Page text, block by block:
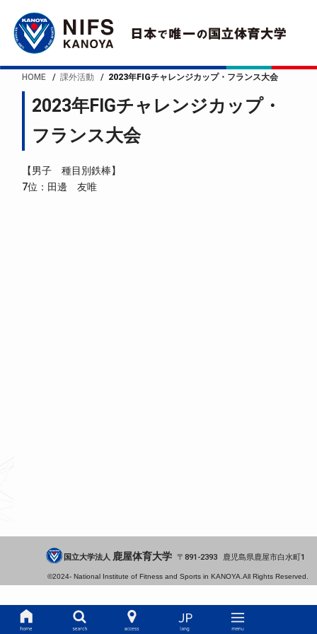
HOME 課外活動 2023年FIGチャレンジカップ・フランス大会
2023年FIGチャレンジカップ・
フランス大会
【男子 種目別鉄棒】
7位：田邊 友唯
国立大学法人 鹿屋体育大学 891-2393 鹿児島県鹿屋市白水町1
©2024- National Institute of Fitness and Sports in KANOYA.All Rights Reserved.